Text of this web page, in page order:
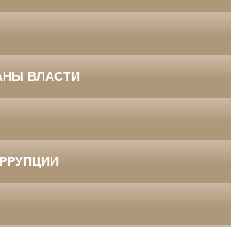
ВЛАСТИ